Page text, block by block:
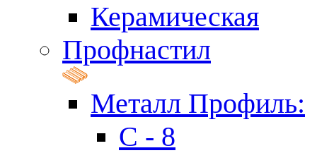
Керамическая
Профнастил
Металл Профиль:
C - 8